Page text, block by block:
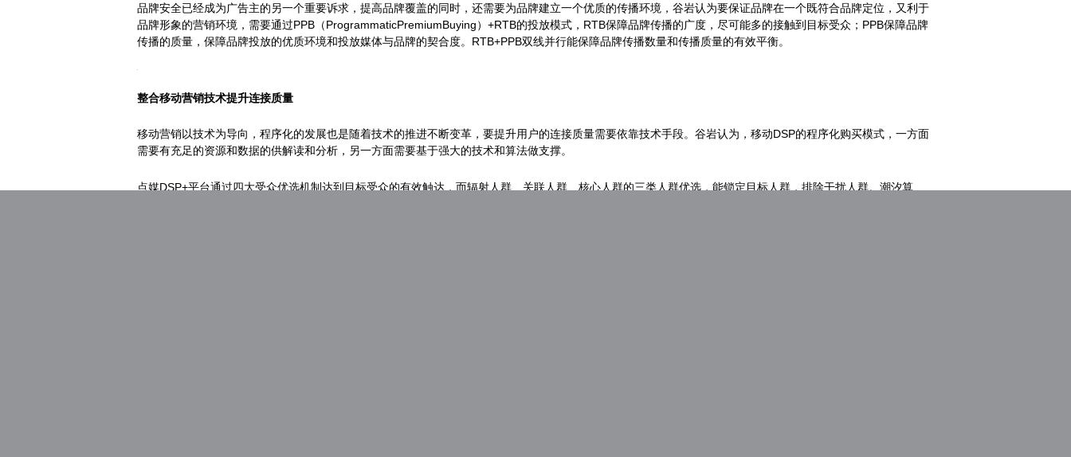
品牌安全已经成为广告主的另一个重要诉求，提高品牌覆盖的同时，还需要为品牌建立一个优质的传播环境，谷岩认为要保证品牌在一个既符合品牌定位，又利于
品牌形象的营销环境，需要通过PPB（ProgrammaticPremiumBuying）+RTB的投放模式，RTB保障品牌传播的广度，尽可能多的接触到目标受众；PPB保障品牌
传播的质量，保障品牌投放的优质环境和投放媒体与品牌的契合度。RTB+PPB双线并行能保障品牌传播数量和传播质量的有效平衡。
整合移动营销技术提升连接质量
移动营销以技术为导向，程序化的发展也是随着技术的推进不断变革，要提升用户的连接质量需要依靠技术手段。谷岩认为，移动DSP的程序化购买模式，一方面
需要有充足的资源和数据的供解读和分析，另一方面需要基于强大的技术和算法做支撑。
点媒DSP+平台通过四大受众优选机制达到目标受众的有效触达，而辐射人群、关联人群、核心人群的三类人群优选，能锁定目标人群，排除干扰人群。潮汐算